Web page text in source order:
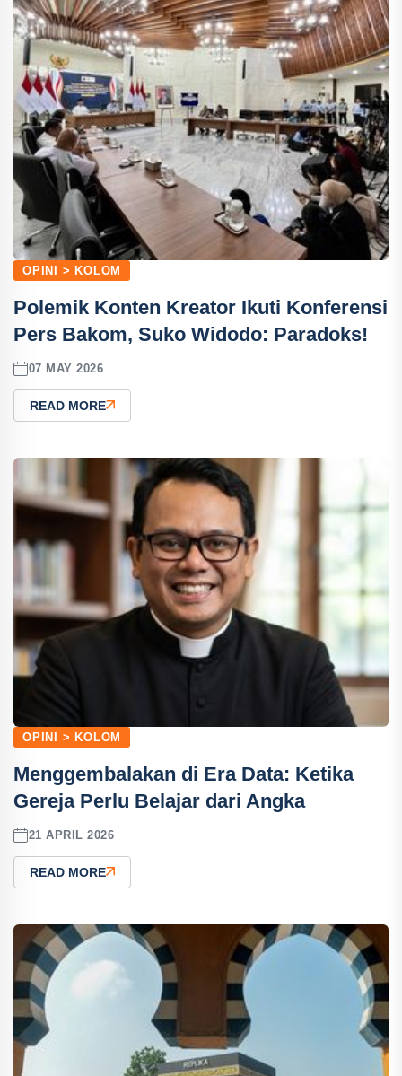
OPINI > KOLOM
Polemik Konten Kreator Ikuti Konferensi
Pers Bakom, Suko Widodo: Paradoks!
07 MAY 2026
READ MORE
OPINI > KOLOM
Menggembalakan di Era Data: Ketika
Gereja Perlu Belajar dari Angka
21 APRIL 2026
READ MORE